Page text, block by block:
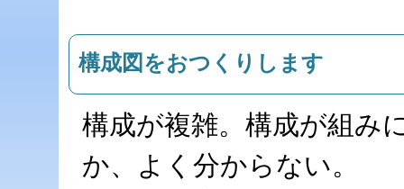
構成図をおつくりします
構成が複雑。構成が組み
か、よく分からない。